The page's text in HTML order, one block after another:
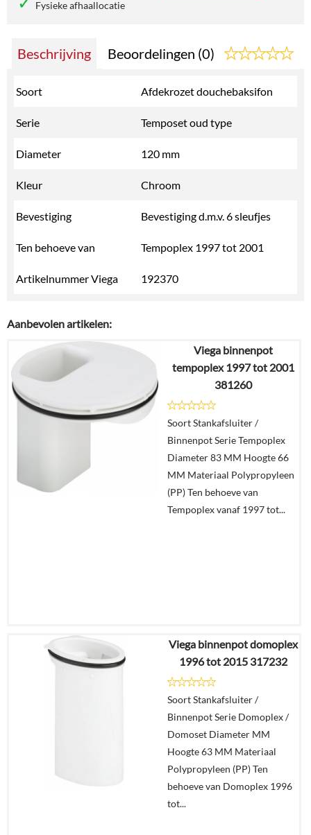
Fysieke afhaallocatie
Beschrijving Beoordelingen (0)
Soort Afdekrozet douchebaksifon
Serie Temposet oud type
Diameter 120 mm
Kleur Chroom
Bevestiging Bevestiging d.m.v. 6 sleufjes
Ten behoeve van Tempoplex 1997 tot 2001
Artikelnummer Viega 192370
Aanbevolen artikelen:
Viega binnenpot
tempoplex 1997 tot 2001
381260
Soort Stankafsluiter /
Binnenpot Serie Tempoplex
Diameter 83 MM Hoogte 66
MM Materiaal Polypropyleen
(PP) Ten behoeve van
Tempoplex vanaf 1997 tot...
€15,23
€9,91
Details
In
winkelmand
Viega binnenpot domoplex
1996 tot 2015 317232
Soort Stankafsluiter /
Binnenpot Serie Domoplex /
Domoset Diameter MM
Hoogte 63 MM Materiaal
Polypropyleen (PP) Ten
behoeve van Domoplex 1996
tot...